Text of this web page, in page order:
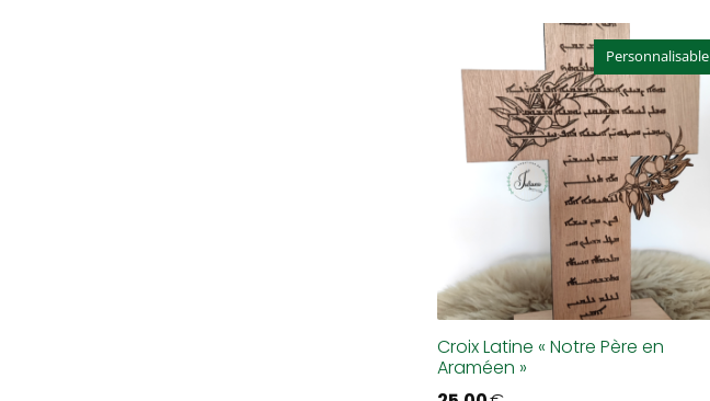
Personnalisable
Croix Latine « Notre Père en
Araméen »